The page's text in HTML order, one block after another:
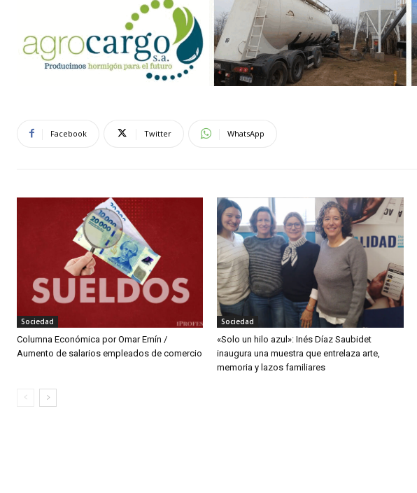
Facebook Twitter WhatsApp
Sociedad
Columna Económica por Omar Emín /
Aumento de salarios empleados de comercio
Sociedad
«Solo un hilo azul»: Inés Díaz Saubidet
inaugura una muestra que entrelaza arte,
memoria y lazos familiares